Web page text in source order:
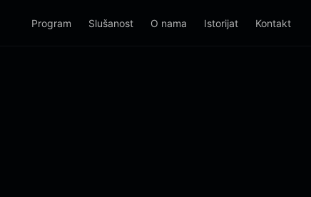
Program Slušanost O nama Istorijat Kontakt